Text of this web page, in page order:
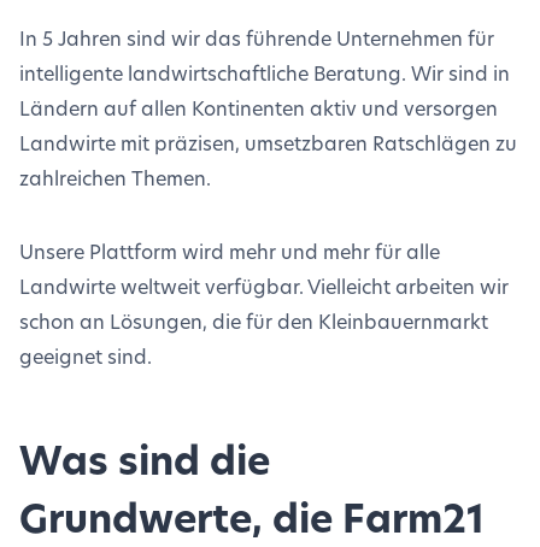
In 5 Jahren sind wir das führende Unternehmen für
intelligente landwirtschaftliche Beratung. Wir sind in
Ländern auf allen Kontinenten aktiv und versorgen
Landwirte mit präzisen, umsetzbaren Ratschlägen zu
zahlreichen Themen.
Unsere Plattform wird mehr und mehr für alle
Landwirte weltweit verfügbar. Vielleicht arbeiten wir
schon an Lösungen, die für den Kleinbauernmarkt
geeignet sind.
Was sind die
Grundwerte, die Farm21